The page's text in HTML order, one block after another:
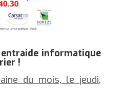
informatique
!
du mois, le jeudi,